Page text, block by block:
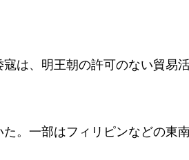
は、明王朝の許可のない貿易
。一部はフィリピンなどの東